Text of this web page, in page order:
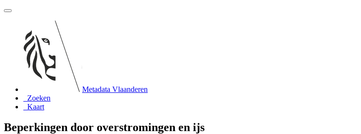
Metadata Vlaanderen
Zoeken
Kaart
Beperkingen door overstromingen en ijs